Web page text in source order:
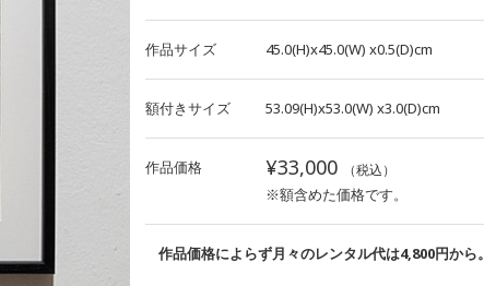
作品サイズ 45.0(H)x45.0(W) x0.5(D)cm
額付きサイズ 53.09(H)x53.0(W) x3.0(D)cm
作品価格 ¥33,000 （税込）
※額含めた価格です。
作品価格によらず月々のレンタル代は4,800円から。